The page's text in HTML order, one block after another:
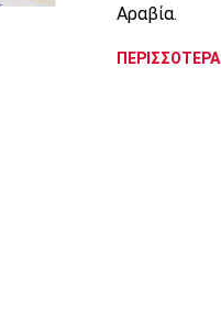
Αραβία.
ΠΕΡΙΣΣΟΤΕΡΑ